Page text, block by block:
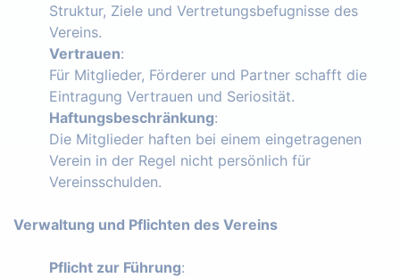
Struktur, Ziele und Vertretungsbefugnisse des
Vereins.
Vertrauen:
Für Mitglieder, Förderer und Partner schafft die
Eintragung Vertrauen und Seriosität.
Haftungsbeschränkung:
Die Mitglieder haften bei einem eingetragenen
Verein in der Regel nicht persönlich für
Vereinsschulden.
Verwaltung und Pflichten des Vereins
Pflicht zur Führung: